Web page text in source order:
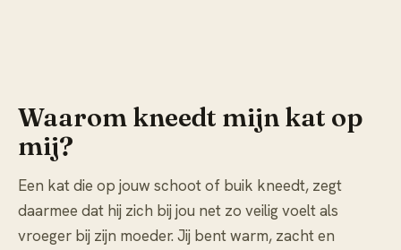
Waarom kneedt mijn kat op
mij?
Een kat die op jouw schoot of buik kneedt, zegt
daarmee dat hij zich bij jou net zo veilig voelt als
vroeger bij zijn moeder. Jij bent warm, zacht en